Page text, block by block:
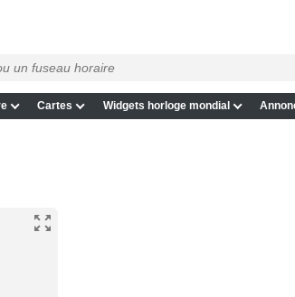
Cartes Widgets horloge mondial